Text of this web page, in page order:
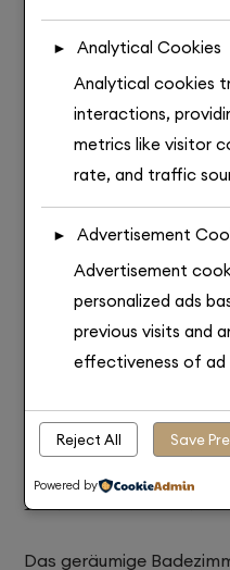
Doppelbett. Moderne
exklusive Atmosphäre.
Badezimmer und
Das geräumige
►
Analytical Cookies
Analytical cookies
interactions,
metrics like visitor
rate, and traffic
►
Advertisement
Advertisement
personalized ads
previous visits and
effectiveness of ad
Reject All Save
Powered by